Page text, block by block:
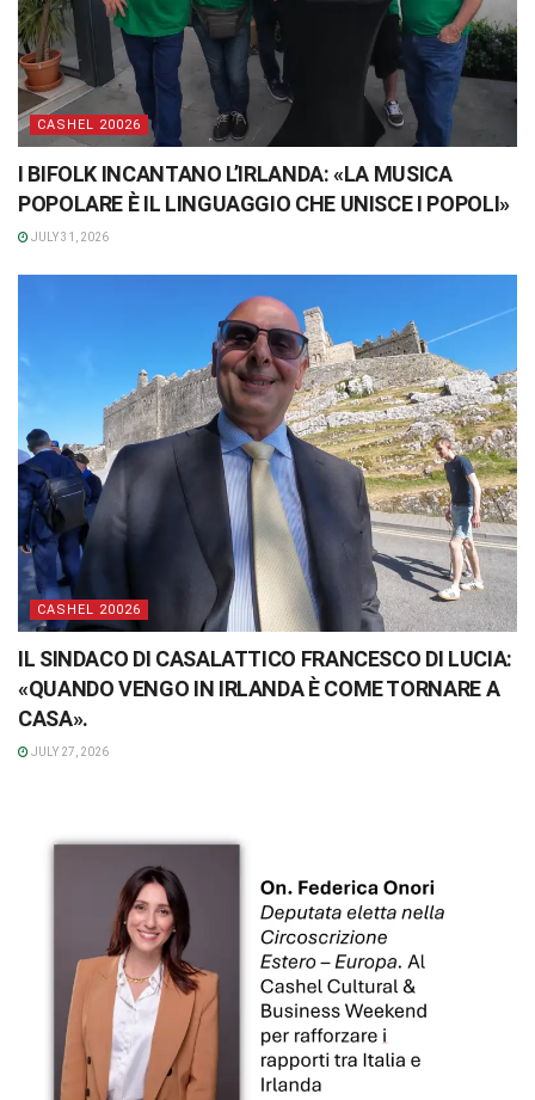
CASHEL 20026
I BIFOLK INCANTANO L’IRLANDA: «LA MUSICA
POPOLARE È IL LINGUAGGIO CHE UNISCE I POPOLI»
JULY 31, 2026
CASHEL 20026
IL SINDACO DI CASALATTICO FRANCESCO DI LUCIA:
«QUANDO VENGO IN IRLANDA È COME TORNARE A
CASA».
JULY 27, 2026